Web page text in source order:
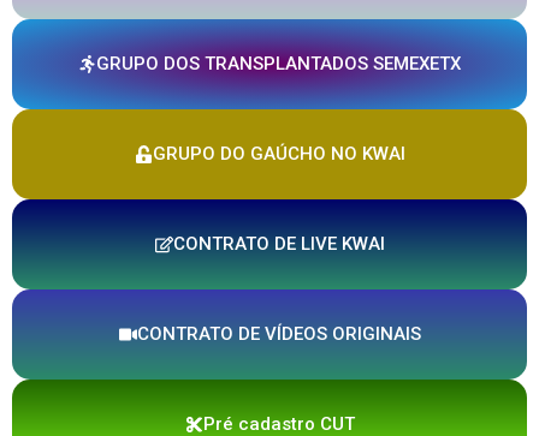
GRUPO DOS TRANSPLANTADOS SEMEXETX
GRUPO DO GAÚCHO NO KWAI
CONTRATO DE LIVE KWAI
CONTRATO DE VÍDEOS ORIGINAIS
Pré cadastro CUT